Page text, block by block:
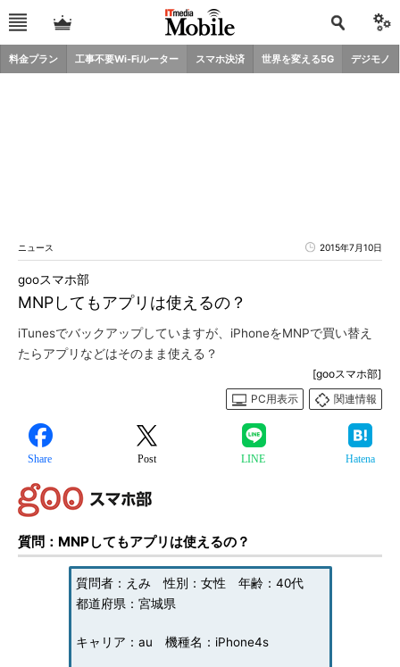
料金プラン 工事不要Wi-Fiルーター スマホ決済 世界を変える5G デジモノ
ニュース 2015年7月10日
MNPしてもアプリは使えるの？
gooスマホ部
iTunesでバックアップしていますが、iPhoneをMNPで買い替え
たらアプリなどはそのまま使える？
[gooスマホ部]
PC用表示
関連情報
Share Post LINE Hatena
質問：MNPしてもアプリは使えるの？
質問者：えみ 性別：女性 年齢：40代
都道府県：宮城県
キャリア：au 機種名：iPhone4s